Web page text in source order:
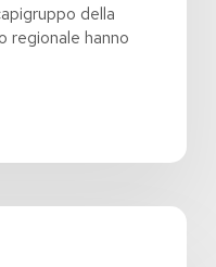
della
regionale hanno